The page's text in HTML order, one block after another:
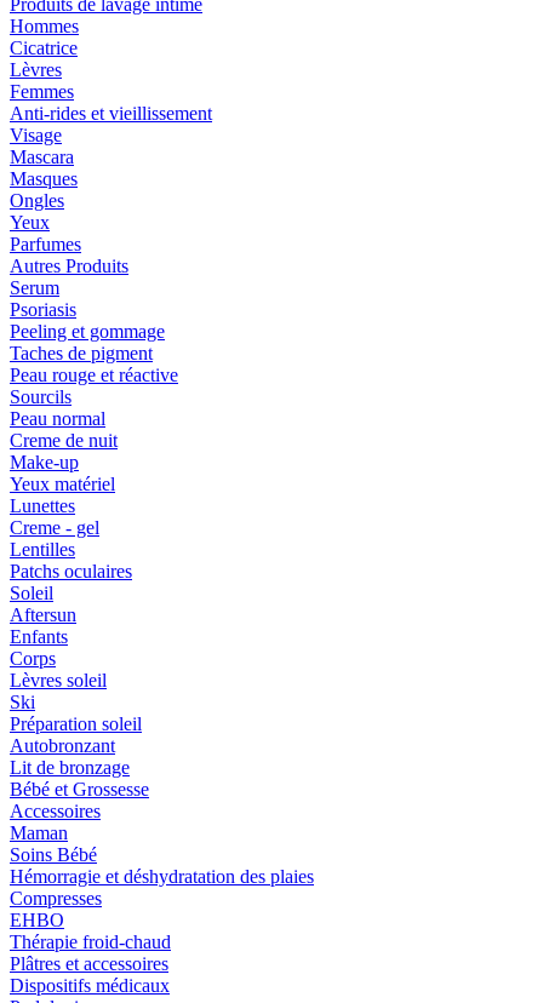
Produits de lavage intime
Hommes
Cicatrice
Lèvres
Femmes
Anti-rides et vieillissement
Visage
Mascara
Masques
Ongles
Yeux
Parfumes
Autres Produits
Serum
Psoriasis
Peeling et gommage
Taches de pigment
Peau rouge et réactive
Sourcils
Peau normal
Creme de nuit
Make-up
Yeux matériel
Lunettes
Creme - gel
Lentilles
Patchs oculaires
Soleil
Aftersun
Enfants
Corps
Lèvres soleil
Ski
Préparation soleil
Autobronzant
Lit de bronzage
Bébé et Grossesse
Accessoires
Maman
Soins Bébé
Hémorragie et déshydratation des plaies
Compresses
EHBO
Thérapie froid-chaud
Plâtres et accessoires
Dispositifs médicaux